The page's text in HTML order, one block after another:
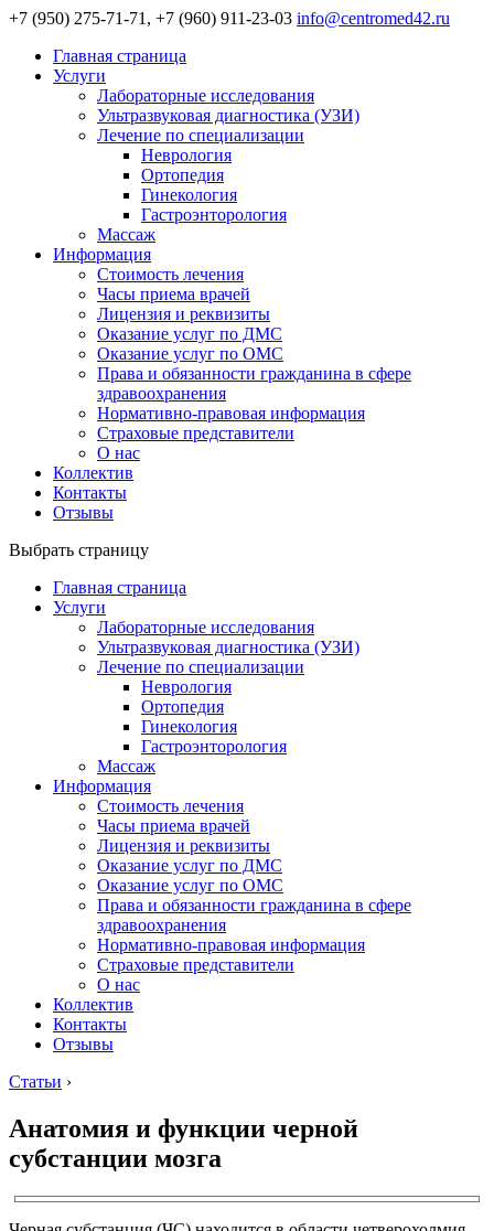
+7 (950) 275-71-71, +7 (960) 911-23-03 info@centromed42.ru
Главная страница
Услуги
Лабораторные исследования
Ультразвуковая диагностика (УЗИ)
Лечение по специализации
Неврология
Ортопедия
Гинекология
Гастроэнторология
Массаж
Информация
Стоимость лечения
Часы приема врачей
Лицензия и реквизиты
Оказание услуг по ДМС
Оказание услуг по ОМС
Права и обязанности гражданина в сфере
здравоохранения
Нормативно-правовая информация
Страховые представители
О нас
Коллектив
Контакты
Отзывы
Выбрать страницу
Главная страница
Услуги
Лабораторные исследования
Ультразвуковая диагностика (УЗИ)
Лечение по специализации
Неврология
Ортопедия
Гинекология
Гастроэнторология
Массаж
Информация
Стоимость лечения
Часы приема врачей
Лицензия и реквизиты
Оказание услуг по ДМС
Оказание услуг по ОМС
Права и обязанности гражданина в сфере
здравоохранения
Нормативно-правовая информация
Страховые представители
О нас
Коллектив
Контакты
Отзывы
Статьи ›
Анатомия и функции черной
субстанции мозга